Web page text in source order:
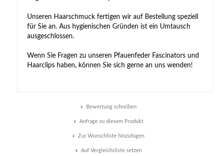
Unseren Haarschmuck fertigen wir auf Bestellung speziell
für Sie an. Aus hygienischen Gründen ist ein Umtausch
ausgeschlossen.
Wenn Sie Fragen zu unseren Pfauenfeder Fascinators und
Haarclips haben, können Sie sich gerne an uns wenden!
Bewertung schreiben
Anfrage zu diesem Produkt
Zur Wunschliste hinzufügen
Auf Vergleichsliste setzen